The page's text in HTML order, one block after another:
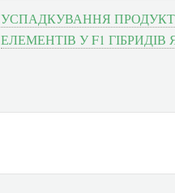
УСПАДКУВАННЯ
ЕЛЕМЕНТІВ У F1